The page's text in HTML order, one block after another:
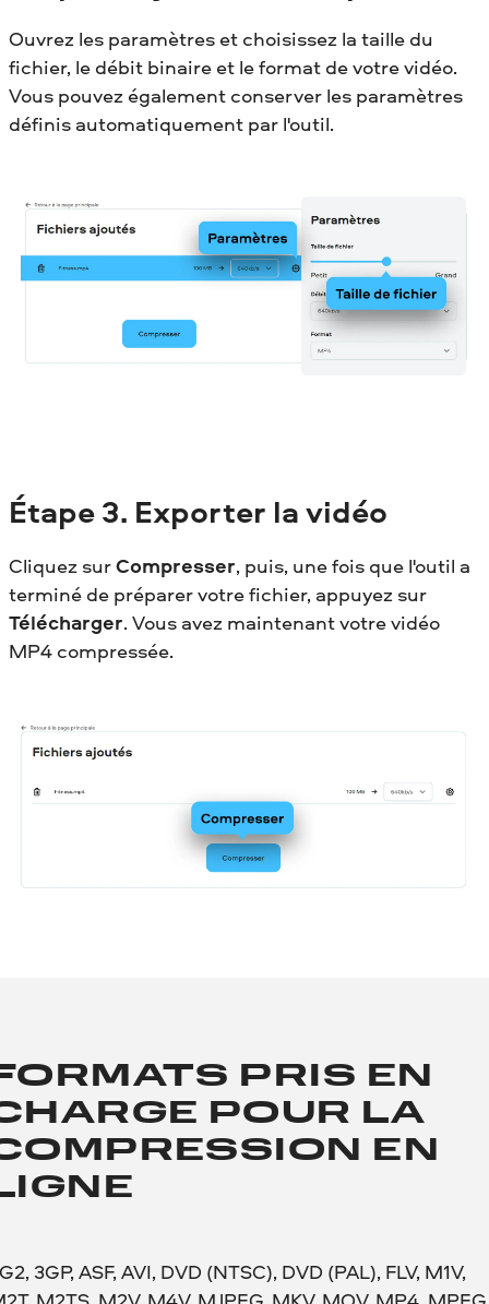
Ouvrez les paramètres et сhoisissez la taille du
fichier, le débit binaire et le format de votre vidéo.
Vous pouvez également conserver les paramètres
définis automatiquement par l'outil.
Étape 3. Exporter la vidéo
Cliquez surCompresser, puis, une fois que l'outil a
terminé de préparer votre fichier, appuyez sur
Télécharger. Vous avez maintenant votre vidéo
MP4 compressée.
PRIS EN
POUR LA
EN
3GP, ASF, AVI, DVD (NTSC), DVD (PAL), FLV, M1V,